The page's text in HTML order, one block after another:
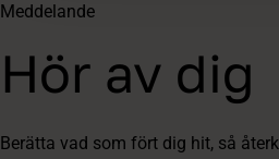
Meddelande
Hör av dig
Berätta vad som fört dig hit, så